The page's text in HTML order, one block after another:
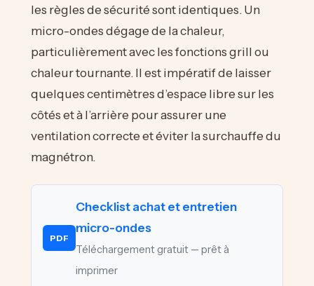
les règles de sécurité sont identiques. Un
micro-ondes dégage de la chaleur,
particulièrement avec les fonctions grill ou
chaleur tournante. Il est impératif de laisser
quelques centimètres d’espace libre sur les
côtés et à l’arrière pour assurer une
ventilation correcte et éviter la surchauffe du
magnétron.
PDF
Checklist achat et entretien
micro-ondes
Téléchargement gratuit — prêt à
imprimer